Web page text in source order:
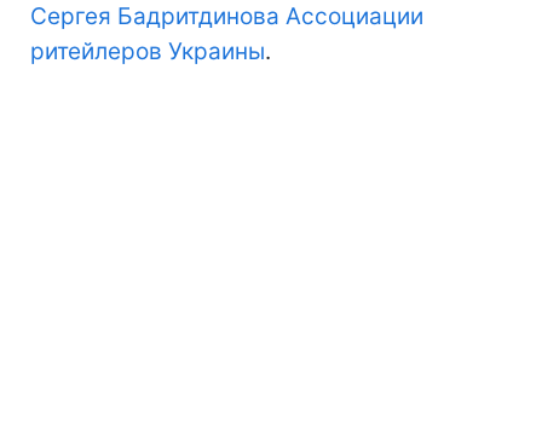
Сергея Бадритдинова Ассоциации
ритейлеров Украины.